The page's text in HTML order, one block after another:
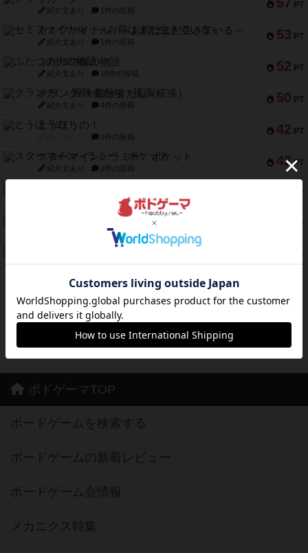
PT
紹介文あり 1件の投稿
53 PT
セミファイナル ～お前はまだ生きている～
紹介文あり 1件の投稿
52 PT
ふたつの街の物語
紹介文あり 18件の投稿
50 PT
クランク! ：冒険者たち（拡張）
紹介文あり 4件の投稿
42 PT
とうほうの！
1件の投稿
42 PT
スターマイン・ラミー ポケット
紹介文あり 2件の投稿
PT
1件の投稿
PT
スーパーストア3000
1件の投稿
PT
紹介文なし 2件の投稿
※Apple、Apple のロゴ は、米国および他の国々で登録されたApple Inc.の商標です。
※App Store は、Apple Inc.のサービスマークです。
※Android は、グーグル インコーポレイテッドの商標または登録商標です。
ボドゲーマTOP
ボードゲームを検索する
ボードゲームの新着レビュー
ボードゲーム会情報
メカニクス特集